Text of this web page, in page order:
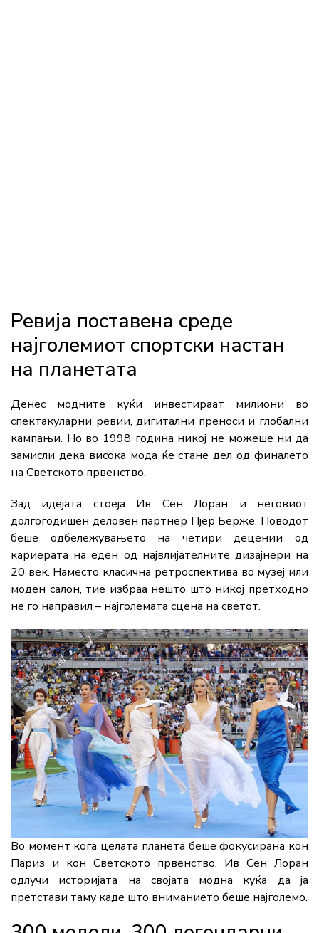
Ревија поставена среде
најголемиот спортски настан
на планетата
Денес модните куќи инвестираат милиони во
спектакуларни ревии, дигитални преноси и глобални
кампањи. Но во 1998 година никој не можеше ни да
замисли дека висока мода ќе стане дел од финалето
на Светското првенство.
Зад идејата стоеја Ив Сен Лоран и неговиот
долгогодишен деловен партнер Пјер Берже. Поводот
беше одбележувањето на четири децении од
кариерата на еден од највлијателните дизајнери на
20 век. Наместо класична ретроспектива во музеј или
моден салон, тие избраа нешто што никој претходно
не го направил – најголемата сцена на светот.
Во момент кога целата планета беше фокусирана кон
Париз и кон Светското првенство, Ив Сен Лоран
одлучи историјата на својата модна куќа да ја
претстави таму каде што вниманието беше најголемо.